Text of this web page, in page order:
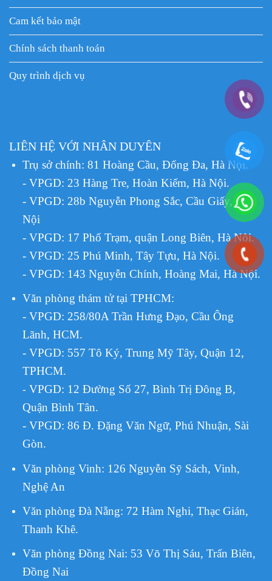
Cam kết bảo mật
Chính sách thanh toán
Quy trình dịch vụ
LIÊN HỆ VỚI NHÂN DUYÊN
Trụ sở chính: 81 Hoàng Cầu, Đống Đa, Hà Nội.
- VPGD: 23 Hàng Tre, Hoàn Kiếm, Hà Nội.
- VPGD: 28b Nguyễn Phong Sắc, Cầu Giấy, Hà
Nội
- VPGD: 17 Phố Trạm, quận Long Biên, Hà Nội.
- VPGD: 25 Phú Minh, Tây Tựu, Hà Nội.
- VPGD: 143 Nguyễn Chính, Hoàng Mai, Hà Nội.
Văn phòng thám tử tại TPHCM:
- VPGD: 258/80A Trần Hưng Đạo, Cầu Ông
Lãnh, HCM.
- VPGD: 557 Tô Ký, Trung Mỹ Tây, Quận 12,
TPHCM.
- VPGD: 12 Đường Số 27, Bình Trị Đông B,
Quận Bình Tân.
- VPGD: 86 Đ. Đặng Văn Ngữ, Phú Nhuận, Sài
Gòn.
Văn phòng Vinh: 126 Nguyễn Sỹ Sách, Vinh,
Nghệ An
Văn phòng Đà Nẵng: 72 Hàm Nghi, Thạc Gián,
Thanh Khê.
Văn phòng Đồng Nai: 53 Võ Thị Sáu, Trấn Biên,
Đồng Nai